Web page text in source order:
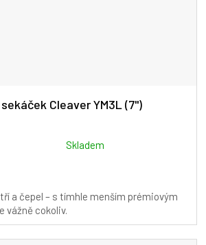
sekáček Cleaver YM3L (7")
Skladem
a čepel – s tímhle menším prémiovým
vážně cokoliv.